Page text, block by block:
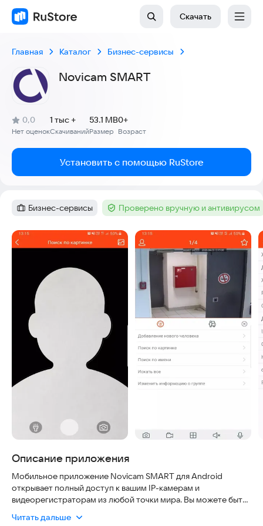
Скачать
Главная Каталог Бизнес-сервисы
Novicam SMART
Рейтинг:
0,0
(
Нет оценок
)
Скачиваний
1 тыс +
Размер
53.1 MB
Возраст
0+
Установить с помощью RuStore
Категория :
Бизнес-сервисы Тег :Проверено вручную и антивирусом
Скриншоты
Описание приложения
Мобильное приложение Novicam SMART для Android
открывает полный доступ к вашим IP-камерам и
видеорегистраторам из любой точки мира. Вы можете быть
протоколам шифрования, а удобство управления
Читать дальше